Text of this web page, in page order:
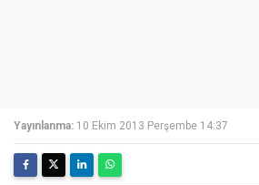
Yayınlanma: 10 Ekim 2013 Perşembe 14:37